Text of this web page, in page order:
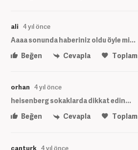
ali 4 yıl önce
Aaaa sonunda haberiniz oldu öyle mi...
Beğen
Cevapla Toplam
orhan 4 yıl önce
heisenberg sokaklarda dikkat edin...
Beğen
Cevapla Toplam
canturk 4 yıl önce